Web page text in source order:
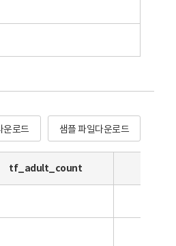
운로드 샘플 파일다운로드
tf_adult_count